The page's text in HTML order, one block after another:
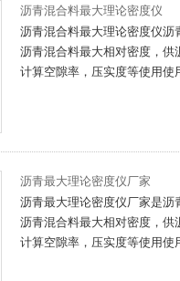
沥青混合料最大理论密度仪
沥青混合料最大理论密度仪沥
沥青混合料最大相对密度，供沥
计算空隙率，压实度等使用使
沥青最大理论密度仪厂家
沥青最大理论密度仪厂家是沥
沥青混合料最大相对密度，供沥
计算空隙率，压实度等使用